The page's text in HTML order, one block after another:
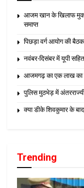
आजम खान के खिलाफ
समाप्त
पिछड़ा वर्ग आयोग की बैठक
नवंबर-दिसंबर में यूपी
आजमगढ़ का एक लाख का
पुलिस मुठभेड़ में
क्या डीके शिवकुमार के
Trending